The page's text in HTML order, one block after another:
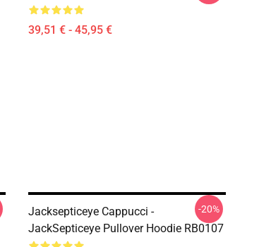
39,51 € - 45,95 €
Jacksepticeye Cappucci -
JackSepticeye Pullover Hoodie RB0107
-20%